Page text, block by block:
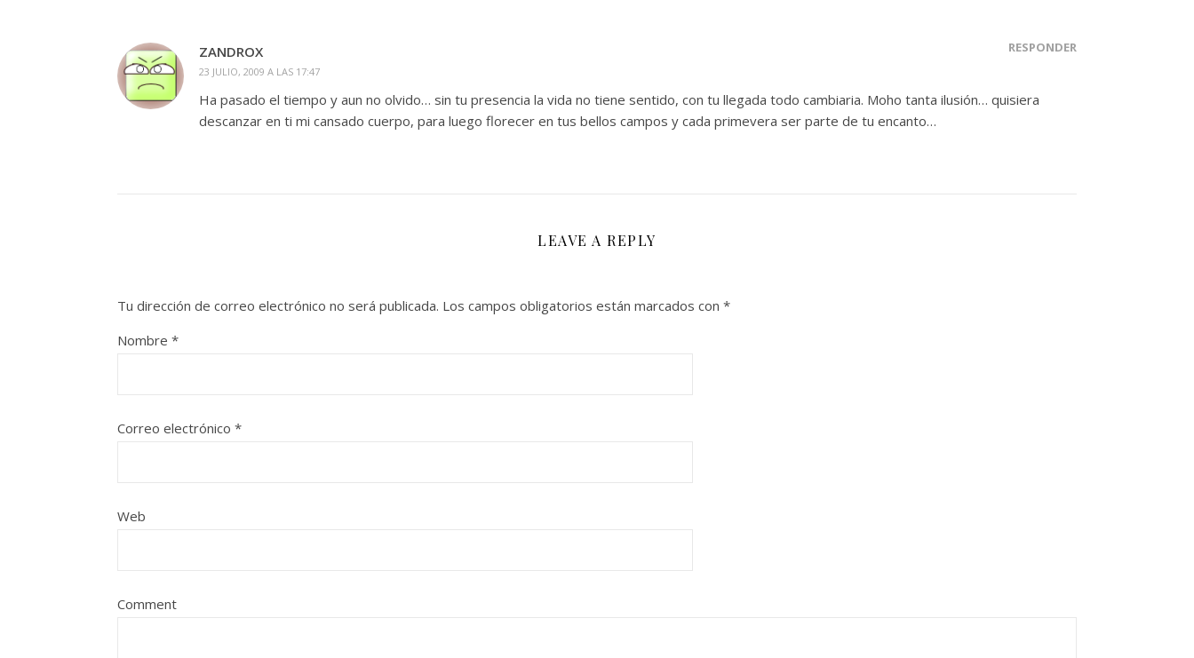
ZANDROX
23 JULIO, 2009 A LAS 17:47
RESPONDER
Ha pasado el tiempo y aun no olvido… sin tu presencia la vida no tiene sentido, con tu llegada todo cambiaria. Moho tanta ilusión… quisiera
descanzar en ti mi cansado cuerpo, para luego florecer en tus bellos campos y cada primevera ser parte de tu encanto…
LEAVE A REPLY
Tu dirección de correo electrónico no será publicada. Los campos obligatorios están marcados con *
Nombre *
Correo electrónico *
Web
Comment